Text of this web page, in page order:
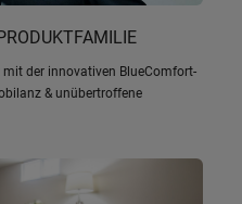
der innovativen BlueComfort-
& unübertroffene